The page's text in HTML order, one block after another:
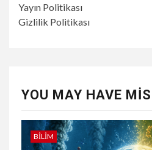
Yayın Politikası
Gizlilik Politikası
YOU MAY HAVE
BILIM